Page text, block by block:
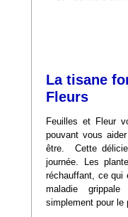
La tisane
Fleurs
Feuilles et Fleur
pouvant vous
être. Cette
journée. Les
réchauffant, ce qui
maladie
simplement pour le